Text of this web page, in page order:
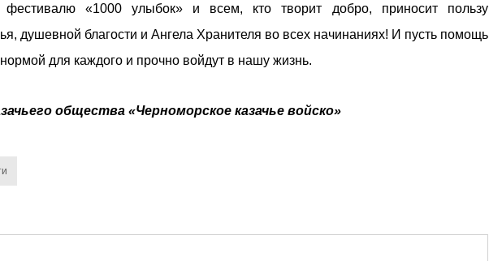
фестивалю «1000 улыбок» и всем, кто творит добро, приносит пользу
душевной благости и Ангела Хранителя во всех начинаниях! И пусть помощь
для каждого и прочно войдут в нашу жизнь.
общества «Черноморское казачье войско»